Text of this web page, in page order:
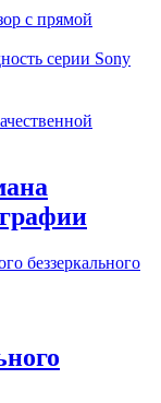
с прямой
серии Sony